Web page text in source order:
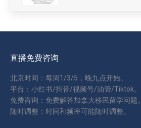
直播免费咨询
北京时间：每周1/3/5，晚九点开始。
平台：小红书/抖音/视频号/油管/Tiktok。
免费咨询：免费解答加拿大移民留学问题。
随时调整：时间和频率可能随时调整。